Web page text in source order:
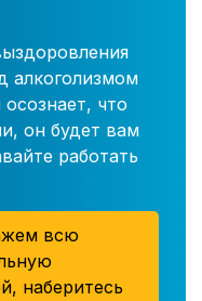
алкоголизмом
что
он будет вам
работать
всю
наберитесь